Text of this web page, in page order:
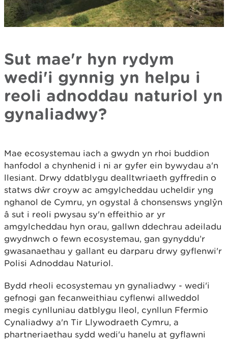
Sut mae'r hyn rydym
wedi'i gynnig yn helpu i
reoli adnoddau naturiol yn
gynaliadwy?
Mae ecosystemau iach a gwydn yn rhoi buddion
hanfodol a chynhenid i ni ar gyfer ein bywydau a'n
llesiant. Drwy ddatblygu dealltwriaeth gyffredin o
statws dŵr croyw ac amgylcheddau ucheldir yng
nghanol de Cymru, yn ogystal â chonsensws ynglŷn
â sut i reoli pwysau sy'n effeithio ar yr
amgylcheddau hyn orau, gallwn ddechrau adeiladu
gwydnwch o fewn ecosystemau, gan gynyddu’r
gwasanaethau y gallant eu darparu drwy gyflenwi'r
Polisi Adnoddau Naturiol.
Bydd rheoli ecosystemau yn gynaliadwy - wedi'i
gefnogi gan fecanweithiau cyflenwi allweddol
megis cynlluniau datblygu lleol, cynllun Ffermio
Cynaliadwy a'n Tir Llywodraeth Cymru, a
phartneriaethau sydd wedi'u hanelu at gyflawni